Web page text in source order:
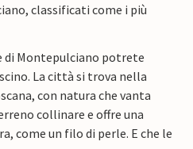
classificati come i più
di Montepulciano potrete
La città si trova nella
con natura che vanta
collinare e offre una
come un filo di perle. E che le